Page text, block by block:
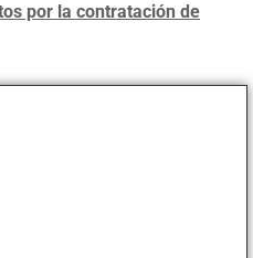
por la contratación de